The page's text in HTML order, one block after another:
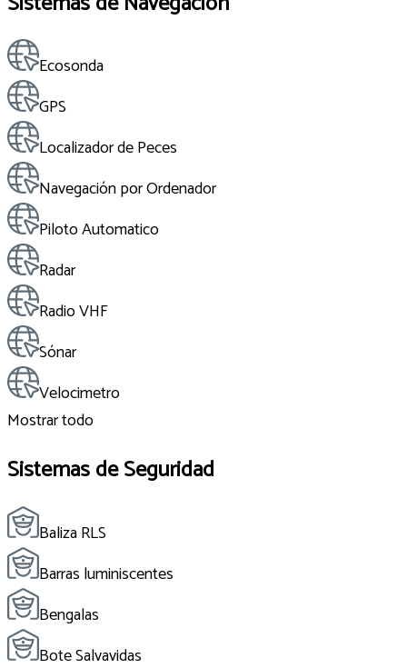
Ecosonda
GPS
Localizador de Peces
Navegación por Ordenador
Piloto Automatico
Radar
Radio VHF
Sónar
Velocimetro
Mostrar todo
Sistemas de Seguridad
Baliza RLS
Barras luminiscentes
Bengalas
Bote Salvavidas